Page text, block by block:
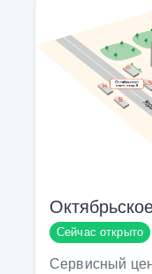
Сейчас открыто
Сервисный